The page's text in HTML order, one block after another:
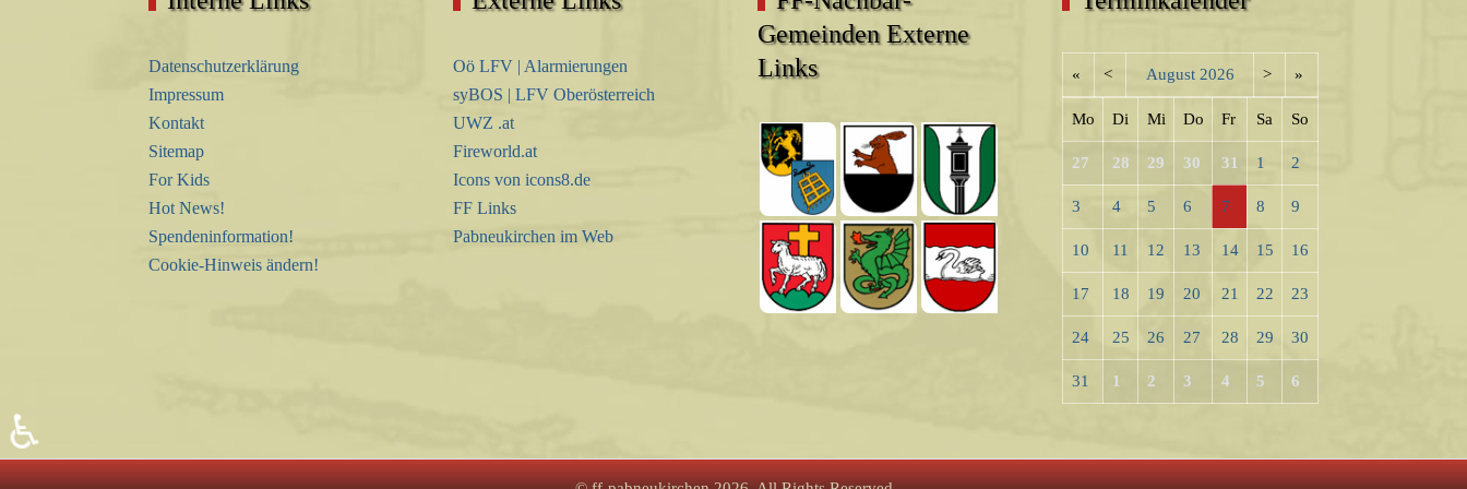
Datenschutzerklärung
Impressum
Kontakt
Sitemap
For Kids
Hot News!
Spendeninformation!
Cookie-Hinweis ändern!
Oö LFV | Alarmierungen
syBOS | LFV Oberösterreich
UWZ .at
Fireworld.at
Icons von icons8.de
FF Links
Pabneukirchen im Web
Gemeinden Externe
Links
« < August 2026 > »
Mo Di Mi Do Fr Sa So
27 28 29 30 31 1 2
3 4 5 6 7 8 9
10 11 12 13 14 15 16
17 18 19 20 21 22 23
24 25 26 27 28 29 30
31 1 2 3 4 5 6